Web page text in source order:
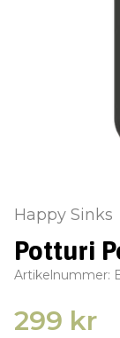
Happy Sinks
Potturi
Artikelnummer:
299 kr